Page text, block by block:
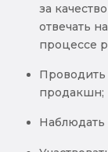
за
отвечать
процессе
продакшн;
Наблюдать